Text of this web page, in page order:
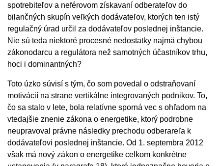
spotrebiteľov a neférovom získavaní odberateľov do
bilančných skupín veľkých dodávateľov, ktorých ten istý
regulačný úrad určil za dodávateľov poslednej inštancie.
Nie sú teda niektoré procesné nedostatky najmä chybou
zákonodarcu a regulátora než samotných účastníkov trhu,
hoci i dominantných?
Toto úzko súvisí s tým, čo som povedal o odstraňovaní
motivácií na strane vertikálne integrovaných podnikov. To,
čo sa stalo v lete, bola relatívne sporná vec s ohľadom na
vtedajšie znenie zákona o energetike, ktorý podrobne
neupravoval právne následky prechodu odberareľa k
dodávateľovi poslednej inštancie. Od 1. septembra 2012
však má nový zákon o energetike celkom konkrétne